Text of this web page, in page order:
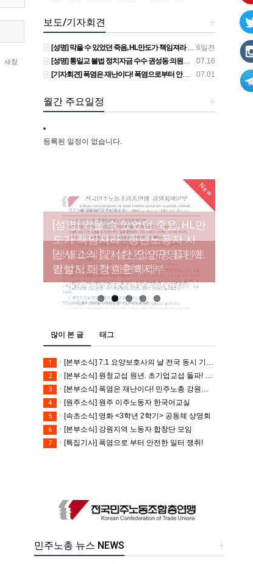
새창
+
보도/기자회견
6일전
[성명] 막을 수 있었던 죽음, HL만도가 책임져라 : 청년노동자 사망사고의 철저한 진상규명과 재발방지 대책 마련하라
07.16
[성명] 통일교 불법 정치자금 수수 권성동 의원직 상실, 사필귀정이다
07.01
[기자회견] 폭염은 재난이다! 폭염으로부터 안전한 일터를 위한 민주노총 강원지역본부 폭염감시단 선포 기자회견
+
월간 주요일정
등록된 일정이 없습니다.
New
[성명] 막을 수 있었던 죽음, HL만
도가 책임져라 : 청년노동자 사
망사고의 철저한 진상규명과 재
발방지 대책 마련하라
New
[산별소식] 건설산업연맹 플랜트
건설노조 강원충북지부
New
[강릉,속초,원주,춘천] 폭염감시
단 사업 이모저모
New
[조합원☆인터뷰] 서비스연맹 전
국학교비정규직노동조합 강원
지부 김유미 춘천지회장
[본부소식] 강원지역 노동자 합
창단 모임
많이 본 글 태그
1 [본부소식] 7.1 요양보호사의 날 전국 동시 기자회견
2 [본부소식] 원청교섭 원년. 초기업교섭 돌파! 모든 노동자의 노동기본권 쟁취! 민주노총 7.15 총파업대회
3 [본부소식] 폭염은 재난이다! 민주노총 강원지역본부 폭염감시단 선포 기자회견
4 [원주소식] 원주 이주노동자 한국어교실
5 [속초소식] 영화 <3학년 2학기> 공동체 상영회
6 [본부소식] 강원지역 노동자 합창단 모임
7 [특집기사] 폭염으로 부터 안전한 일터 쟁취!
+
민주노총 뉴스 NEWS